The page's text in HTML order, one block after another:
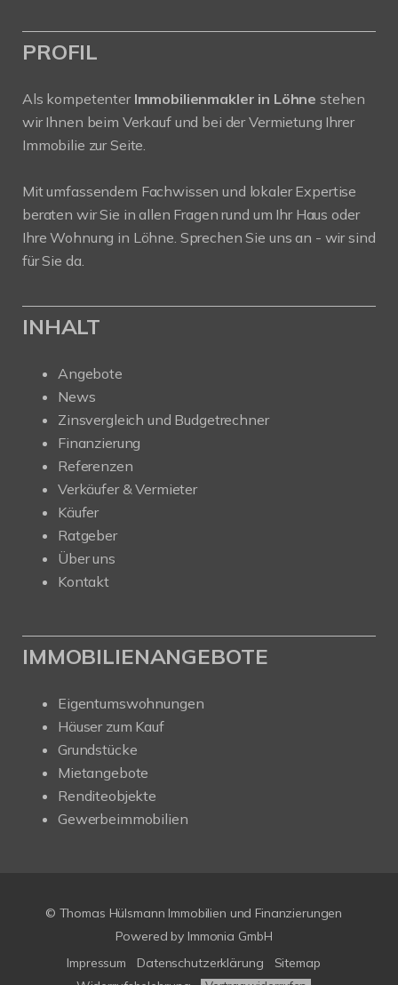
PROFIL
Als kompetenter Immobilienmakler in Löhne stehen
wir Ihnen beim Verkauf und bei der Vermietung Ihrer
Immobilie zur Seite.
Mit umfassendem Fachwissen und lokaler Expertise
beraten wir Sie in allen Fragen rund um Ihr Haus oder
Ihre Wohnung in Löhne. Sprechen Sie uns an - wir sind
für Sie da.
INHALT
Angebote
News
Zinsvergleich und Budgetrechner
Finanzierung
Referenzen
Verkäufer & Vermieter
Käufer
Ratgeber
Über uns
Kontakt
IMMOBILIENANGEBOTE
Eigentumswohnungen
Häuser zum Kauf
Grundstücke
Mietangebote
Renditeobjekte
Gewerbeimmobilien
© Thomas Hülsmann Immobilien und Finanzierungen
Powered by Immonia GmbH
Impressum
Datenschutzerklärung
Sitemap